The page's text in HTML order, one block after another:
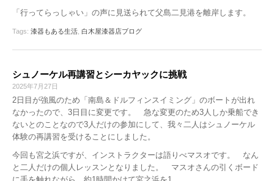
「行ってらっしゃい」の声に見送られて父島二見港を離岸します。
Tags: 漆器もある生活 白木屋漆器店ブログ
シュノーケル再講習とシーカヤックに挑戦
2025年7月27日
2日目が強風のため「南島＆ドルフィンスイミング」のボートが出れ
なかったので、3日目に変更です。 急な変更のため3人しか乗船でき
ないとのことなので3人だけの参加にして、我々二人はシュノーケル
体験の再講習を受けることにしました。
今回も宮之浜ですが、インストラクターは語りべマスオです。 なん
と二人だけの個人レッスンとなりました。 マスオさんの引くボード